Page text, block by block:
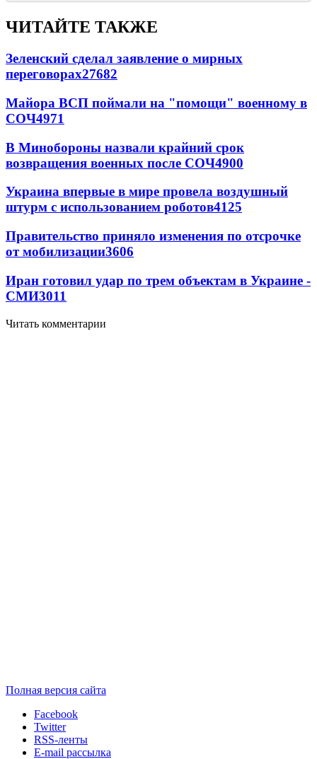
ЧИТАЙТЕ ТАКЖЕ
Зеленский сделал заявление о мирных
переговорах27682
Майора ВСП поймали на "помощи" военному в
СОЧ4971
В Минобороны назвали крайний срок
возвращения военных после СОЧ4900
Украина впервые в мире провела воздушный
штурм с использованием роботов4125
Правительство приняло изменения по отсрочке
от мобилизации3606
Иран готовил удар по трем объектам в Украине -
СМИ3011
Читать комментарии
Полная версия сайта
Facebook
Twitter
RSS-ленты
E-mail рассылка